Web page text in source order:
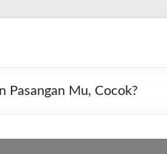
Pasangan Mu, Cocok?